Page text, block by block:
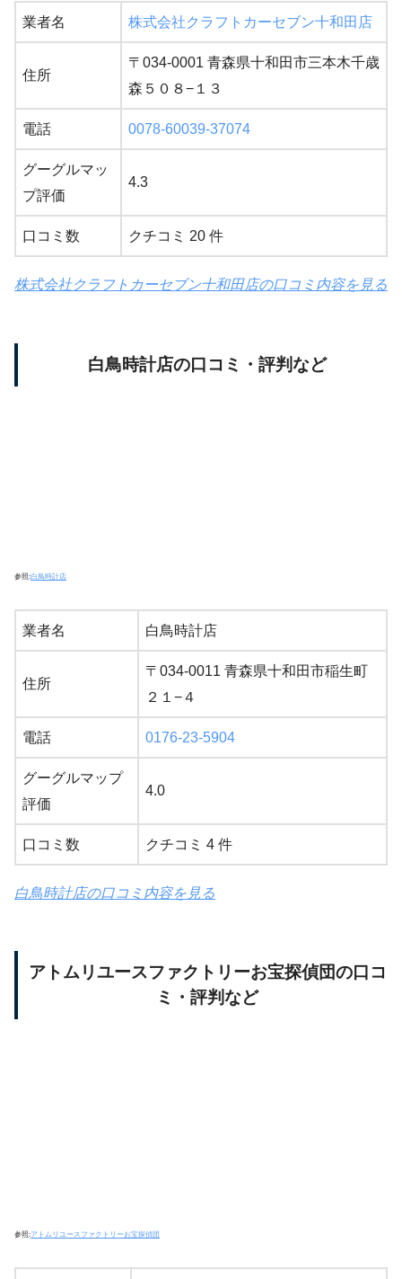
業者名 株式会社クラフトカーセブン十和田店
住所
〒034-0001 青森県十和田市三本木千歳
森５０８−１３
電話 0078-60039-37074
グーグルマッ
プ評価
4.3
口コミ数 クチコミ 20 件
株式会社クラフトカーセブン十和田店の口コミ内容を見る
白鳥時計店の口コミ・評判など
参照:白鳥時計店
業者名 白鳥時計店
住所
〒034-0011 青森県十和田市稲生町
２１−４
電話 0176-23-5904
グーグルマップ
評価
4.0
口コミ数 クチコミ 4 件
白鳥時計店の口コミ内容を見る
アトムリユースファクトリーお宝探偵団の口コ
ミ・評判など
参照:アトムリユースファクトリーお宝探偵団